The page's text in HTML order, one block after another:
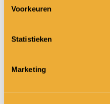
Voorkeuren
Statistieken
Marketing
met
ADD
elkaar doe.…
5 april 2021